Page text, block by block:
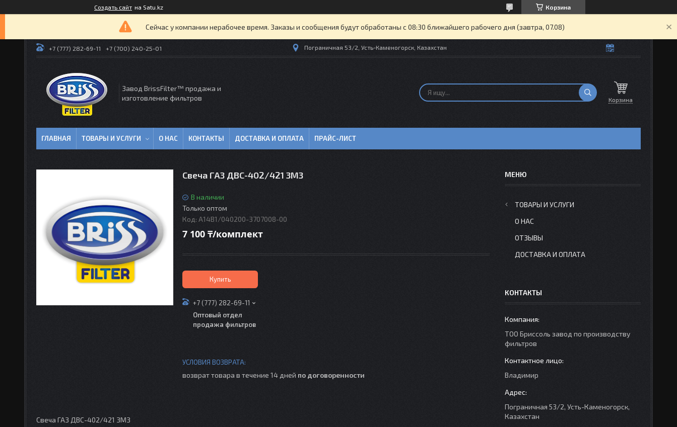
Создать сайт на Satu.kz Корзина
Сейчас у компании нерабочее время. Заказы и сообщения будут обработаны с 08:30 ближайшего рабочего дня (завтра, 07.08)
+7 (777) 282-69-11 +7 (700) 240-25-01 Пограничная 53/2, Усть-Каменогорск, Казахстан
Завод BrissFilter™ продажа и
изготовление фильтров
Корзина
ГЛАВНАЯ ТОВАРЫ И УСЛУГИ О НАС КОНТАКТЫ ДОСТАВКА И ОПЛАТА ПРАЙС-ЛИСТ
Свеча ГАЗ ДВС-402/421 ЗМЗ
В наличии
Только оптом
Код: А14В1/040200-3707008-00
7 100 ₸/комплект
Купить
+7 (777) 282-69-11
Оптовый отдел
продажа фильтров
возврат товара в течение 14 дней по договоренности
Свеча ГАЗ ДВС-402/421 ЗМЗ
ТОВАРЫ И УСЛУГИ
О НАС
ОТЗЫВЫ
ДОСТАВКА И ОПЛАТА
КОНТАКТЫ
ТОО Бриссоль завод по производству
фильтров
Владимир
Пограничная 53/2, Усть-Каменогорск,
Казахстан